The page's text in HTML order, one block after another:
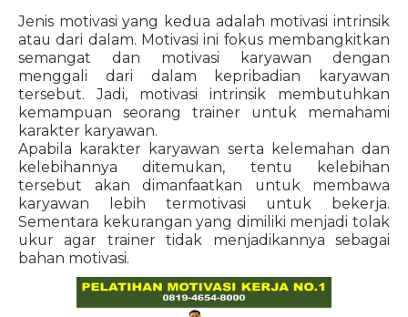
Jenis motivasi yang kedua adalah motivasi intrinsik
atau dari dalam. Motivasi ini fokus membangkitkan
semangat dan motivasi karyawan dengan
menggali dari dalam kepribadian karyawan
tersebut. Jadi, motivasi intrinsik membutuhkan
kemampuan seorang trainer untuk memahami
karakter karyawan.
Apabila karakter karyawan serta kelemahan dan
kelebihannya ditemukan, tentu kelebihan
tersebut akan dimanfaatkan untuk membawa
karyawan lebih termotivasi untuk bekerja.
Sementara kekurangan yang dimiliki menjadi tolak
ukur agar trainer tidak menjadikannya sebagai
bahan motivasi.